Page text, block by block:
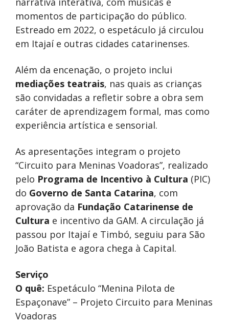
momentos de participação do público.
Estreado em 2022, o espetáculo já circulou
em Itajaí e outras cidades catarinenses.
Além da encenação, o projeto inclui
mediações teatrais, nas quais as crianças
são convidadas a refletir sobre a obra sem
caráter de aprendizagem formal, mas como
experiência artística e sensorial.
As apresentações integram o projeto
“Circuito para Meninas Voadoras”, realizado
pelo Programa de Incentivo à Cultura (PIC)
do Governo de Santa Catarina, com
aprovação da Fundação Catarinense de
Cultura e incentivo da GAM. A circulação já
passou por Itajaí e Timbó, seguiu para São
João Batista e agora chega à Capital.
Serviço
O quê: Espetáculo “Menina Pilota de
Espaçonave” – Projeto Circuito para Meninas
Voadoras